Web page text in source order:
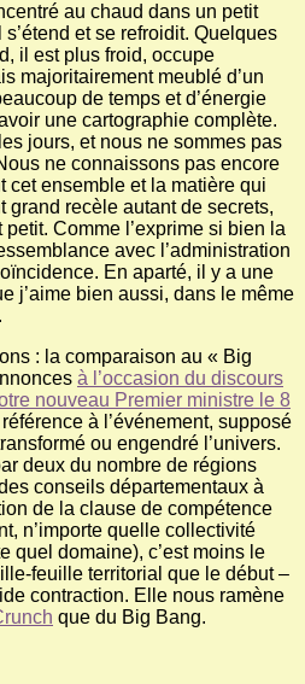
au chaud dans un petit
et se refroidit. Quelques
il est plus froid, occupe
majoritairement meublé d’un
de temps et d’énergie
une cartographie complète.
jours, et nous ne sommes pas
ne connaissons pas encore
cet ensemble et la matière qui
grand recèle autant de secrets,
Comme l’exprime si bien la
avec l’administration
En aparté, il y a une
j’aime bien aussi, dans le même
.
: la comparaison au « Big
à l’occasion du discours
nouveau Premier ministre le 8
à l’événement, supposé
ou engendré l’univers.
deux du nombre de régions
conseils départementaux à
de la clause de compétence
n’importe quelle collectivité
quel domaine), c’est moins le
feuille territorial que le début –
contraction. Elle nous ramène
que du Big Bang.